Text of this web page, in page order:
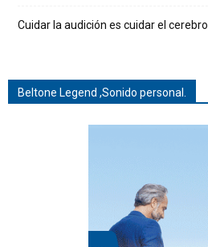
Cuidar la audición es cuidar el cerebro
Beltone Legend ,Sonido personal.